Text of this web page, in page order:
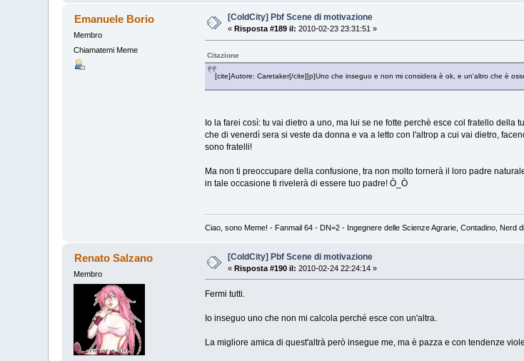
Emanuele Borio
Membro
Chiamatemi Meme
[ColdCity] Pbf Scene di motivazione
«Risposta #189 il: 2010-02-23 23:31:51 »
Citazione
[cite]Autore: Caretaker[/cite][p]Uno che inseguo e non mi considera è ok, e un'altro che è
Io la farei così: tu vai dietro a uno, ma lui se ne fotte perchè esce col fratello
che di venerdì sera si veste da donna e va a letto con l'altrop a cui vai dietro,
sono fratelli!
Ma non ti preoccupare della confusione, tra non molto tornerà il loro padre
in tale occasione ti rivelerà di essere tuo padre! Ò_Ò
Ciao, sono Meme! - Fanmail 64 - DN=2 - Ingegnere delle Scienze Agrarie, Contadino, Nerd
Renato Salzano
Membro
[ColdCity] Pbf Scene di motivazione
«Risposta #190 il: 2010-02-24 22:24:14 »
Fermi tutti.
Io inseguo uno che non mi calcola perché esce con un'altra.
La migliore amica di quest'altrà però insegue me, ma è pazza e con tendenze